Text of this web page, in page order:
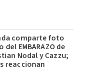
comparte foto
del EMBARAZO de
Nodal y Cazzu;
reaccionan